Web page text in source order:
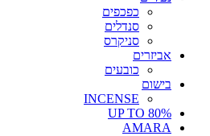
כפכפים
סנדלים
סניקרס
אביזרים
כובעים
בישום
INCENSE
UP TO 80%
AMARA